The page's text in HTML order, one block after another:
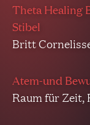
Theta Healing
Stibel
Britt
Atem-und
Raum für Zeit,